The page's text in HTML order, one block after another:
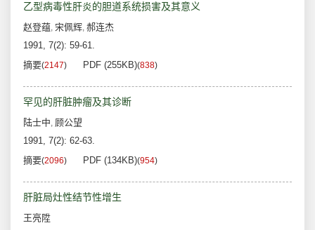
乙型病毒性肝炎的胆道系统损害及其意义
赵登蕴, 宋佩辉, 郝连杰
1991, 7(2): 59-61.
摘要(2147) PDF (255KB)(838)
罕见的肝脏肿瘤及其诊断
陆士中, 顾公望
1991, 7(2): 62-63.
摘要(2096) PDF (134KB)(954)
肝脏局灶性结节性增生
王亮陞